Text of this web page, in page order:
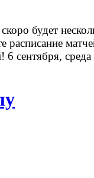
будет
расписание
6 сентября, среда